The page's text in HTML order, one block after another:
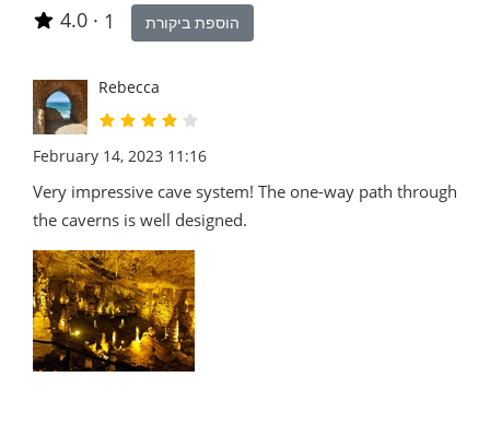
4.0 · 1 הוספת ביקורת
Rebecca
February 14, 2023 11:16
Very impressive cave system! The one-way path through
the caverns is well designed.